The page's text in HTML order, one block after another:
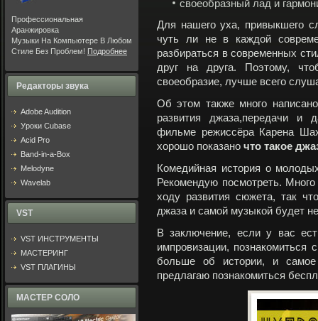
Профессиональная
Аранжировка
Музыки На Компьютере В Любом
Стиле Без Проблем! Подробнее
Редакторы звука
Adobe Audition
Уроки Cubase
Acid Pro
Band-in-a-Box
Melodyne
Wavelab
VST
VST ИНСТРУМЕНТЫ
МАСТЕРИНГ
VST ПЛАГИНЫ
МАСТЕР СОЛО
своеобразный лад и
Для нашего уха, привыкшего
чуть ли не в каждой
разбираться в современных
друг на друга. Поэтому,
своеобразие, лучше всего
Об этом также много
развития джаза,передачи и
фильме режиссёра Карена
хорошо показано что такое
Комедийная история о
Рекомендую посмотреть.
ходу развития сюжета, так
джаза и самой музыкой будет
В заключение, если у вас
импровизации, познакомиться
больше об истории, и самое
предлагаю познакомиться